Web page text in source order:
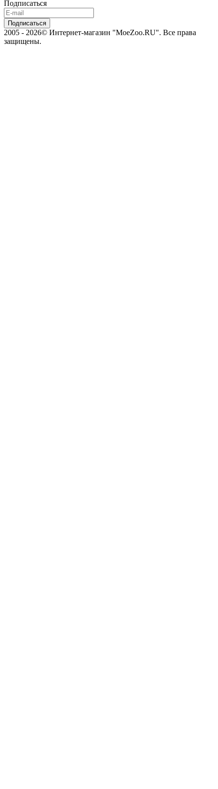
Подписаться
2005 - 2026© Интернет-магазин "MoeZoo.RU". Все права
защищены.